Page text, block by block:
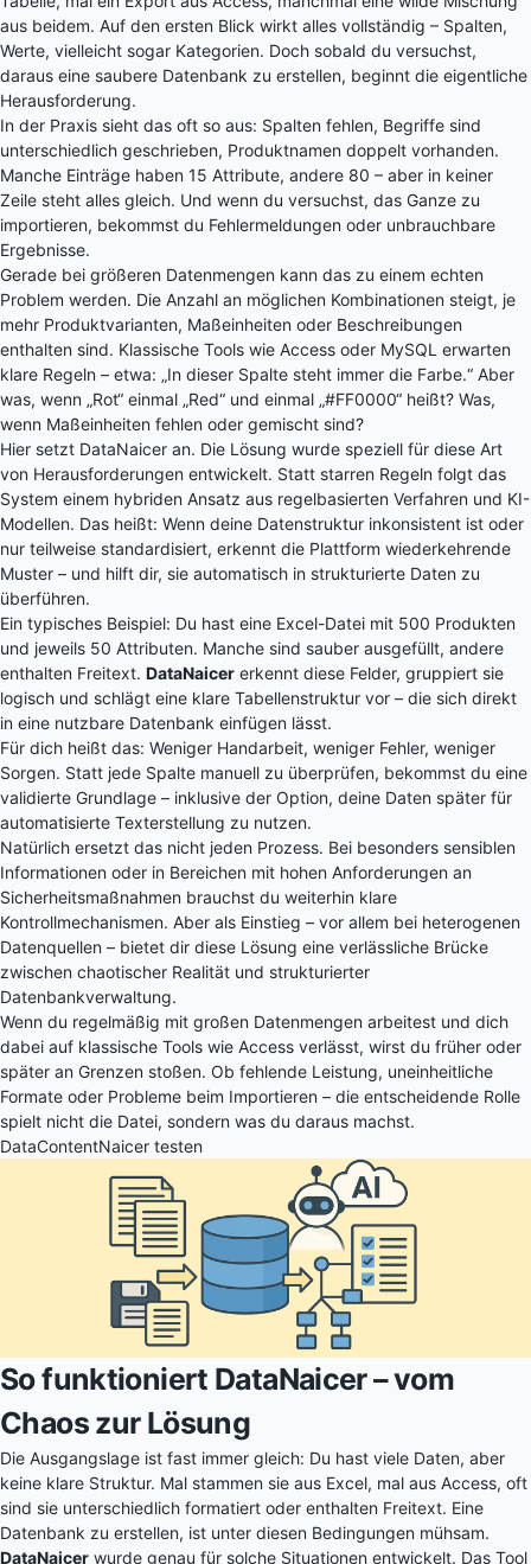
aus beidem. Auf den ersten Blick wirkt alles vollständig – Spalten,
Werte, vielleicht sogar Kategorien. Doch sobald du versuchst,
daraus eine saubere Datenbank zu erstellen, beginnt die eigentliche
Herausforderung.
In der Praxis sieht das oft so aus: Spalten fehlen, Begriffe sind
unterschiedlich geschrieben, Produktnamen doppelt vorhanden.
Manche Einträge haben 15 Attribute, andere 80 – aber in keiner
Zeile steht alles gleich. Und wenn du versuchst, das Ganze zu
importieren, bekommst du Fehlermeldungen oder unbrauchbare
Ergebnisse.
Gerade bei größeren Datenmengen kann das zu einem echten
Problem werden. Die Anzahl an möglichen Kombinationen steigt, je
mehr Produktvarianten, Maßeinheiten oder Beschreibungen
enthalten sind. Klassische Tools wie Access oder MySQL erwarten
klare Regeln – etwa: „In dieser Spalte steht immer die Farbe.“ Aber
was, wenn „Rot“ einmal „Red“ und einmal „#FF0000“ heißt? Was,
wenn Maßeinheiten fehlen oder gemischt sind?
Hier setzt DataNaicer an. Die Lösung wurde speziell für diese Art
von Herausforderungen entwickelt. Statt starren Regeln folgt das
System einem hybriden Ansatz aus regelbasierten Verfahren und KI-
Modellen. Das heißt: Wenn deine Datenstruktur inkonsistent ist oder
nur teilweise standardisiert, erkennt die Plattform wiederkehrende
Muster – und hilft dir, sie automatisch in strukturierte Daten zu
überführen.
Ein typisches Beispiel: Du hast eine Excel-Datei mit 500 Produkten
und jeweils 50 Attributen. Manche sind sauber ausgefüllt, andere
enthalten Freitext. DataNaicer erkennt diese Felder, gruppiert sie
logisch und schlägt eine klare Tabellenstruktur vor – die sich direkt
in eine nutzbare Datenbank einfügen lässt.
Für dich heißt das: Weniger Handarbeit, weniger Fehler, weniger
Sorgen. Statt jede Spalte manuell zu überprüfen, bekommst du eine
validierte Grundlage – inklusive der Option, deine Daten später für
automatisierte Texterstellung zu nutzen.
Natürlich ersetzt das nicht jeden Prozess. Bei besonders sensiblen
Informationen oder in Bereichen mit hohen Anforderungen an
Sicherheitsmaßnahmen brauchst du weiterhin klare
Kontrollmechanismen. Aber als Einstieg – vor allem bei heterogenen
Datenquellen – bietet dir diese Lösung eine verlässliche Brücke
zwischen chaotischer Realität und strukturierter
Datenbankverwaltung.
Wenn du regelmäßig mit großen Datenmengen arbeitest und dich
dabei auf klassische Tools wie Access verlässt, wirst du früher oder
später an Grenzen stoßen. Ob fehlende Leistung, uneinheitliche
Formate oder Probleme beim Importieren – die entscheidende Rolle
spielt nicht die Datei, sondern was du daraus machst.
DataContentNaicer testen
So funktioniert DataNaicer – vom
Chaos zur Lösung
Die Ausgangslage ist fast immer gleich: Du hast viele Daten, aber
keine klare Struktur. Mal stammen sie aus Excel, mal aus Access, oft
sind sie unterschiedlich formatiert oder enthalten Freitext. Eine
Datenbank zu erstellen, ist unter diesen Bedingungen mühsam.
DataNaicer wurde genau für solche Situationen entwickelt. Das Tool